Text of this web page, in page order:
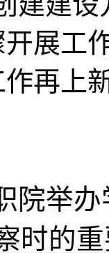
展工
再上
院举
时的